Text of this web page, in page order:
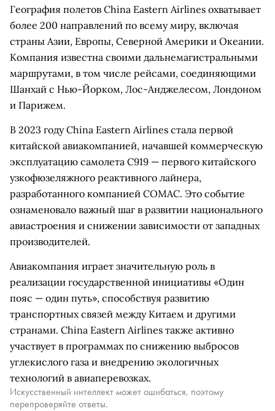
География полетов China Eastern Airlines охватывает
более 200 направлений по всему миру, включая
страны Азии, Европы, Северной Америки и Океании.
Компания известна своими дальнемагистральными
маршрутами, в том числе рейсами, соединяющими
Шанхай с Нью-Йорком, Лос-Анджелесом, Лондоном
и Парижем.
В 2023 году China Eastern Airlines стала первой
китайской авиакомпанией, начавшей коммерческую
эксплуатацию самолета C919 — первого китайского
узкофюзеляжного реактивного лайнера,
разработанного компанией COMAC. Это событие
ознаменовало важный шаг в развитии национального
авиастроения и снижении зависимости от западных
производителей.
Авиакомпания играет значительную роль в
реализации государственной инициативы «Один
пояс — один путь», способствуя развитию
транспортных связей между Китаем и другими
странами. China Eastern Airlines также активно
участвует в программах по снижению выбросов
углекислого газа и внедрению экологичных
технологий в авиаперевозках.
Искусственный интеллект может ошибаться, поэтому
перепроверяйте ответы.